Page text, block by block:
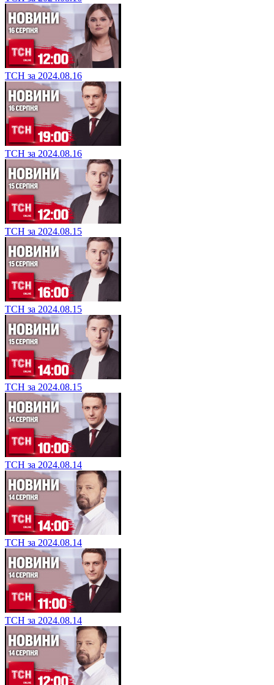
ТСН за 2024.08.16
ТСН за 2024.08.16
ТСН за 2024.08.15
ТСН за 2024.08.15
ТСН за 2024.08.15
ТСН за 2024.08.14
ТСН за 2024.08.14
ТСН за 2024.08.14